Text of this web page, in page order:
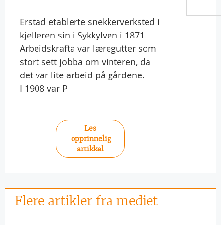
Erstad etablerte snekkerverksted i
kjelleren sin i Sykkylven i 1871.
Arbeidskrafta var læregutter som
stort sett jobba om vinteren, da
det var lite arbeid på gårdene.
I 1908 var P
Les
opprinnelig
artikkel
Flere artikler fra mediet